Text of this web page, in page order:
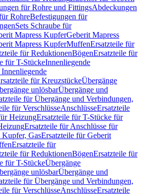
für Rohre und FittingsAbdeckungen
RohreBefestigungen für
Sets Schraube für
Mapress KupferGeberit Mapress
Mapress KupferMuffenErsatzteile für
für ReduktionenBögenErsatzteile für
für T-StückeInnenliegende
für KreuzstückeÜbergänge
unlösbarÜbergänge und
für Übergänge und Verbindungen,
für VerschlüsseAnschlüsseErsatzteile
HeizungErsatzteile für T-Stücke für
Ersatzteile für Anschlüsse für
Kupfer, GasErsatzteile für Geberit
Ersatzteile für
für ReduktionenBögenErsatzteile für
für T-StückeÜbergänge
unlösbarÜbergänge und
für Übergänge und Verbindungen,
für VerschlüsseAnschlüsseErsatzteile